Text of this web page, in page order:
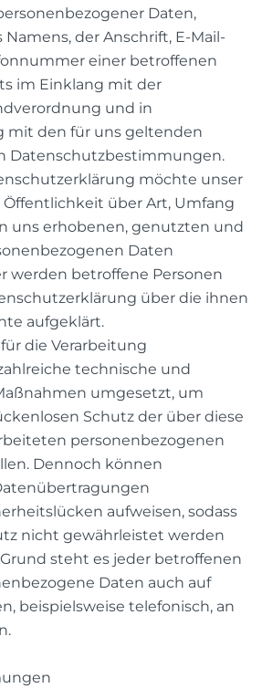
Daten,
Namens, der Anschrift, E-Mail-
einer betroffenen
im Einklang mit der
und in
mit den für uns geltenden
Datenschutzbestimmungen.
möchte unser
über Art, Umfang
uns erhobenen, genutzten und
Daten
werden betroffene Personen
über die ihnen
aufgeklärt.
die Verarbeitung
technische und
umgesetzt, um
Schutz der über diese
personenbezogenen
Dennoch können
aufweisen, sodass
nicht gewährleistet werden
steht es jeder betroffenen
Daten auch auf
beispielsweise telefonisch, an